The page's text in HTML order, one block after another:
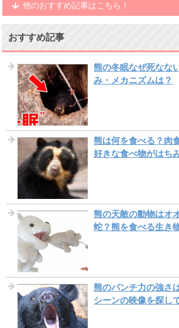
他のおすすめ記事はこちら！
おすすめ記事
熊の冬眠なぜ死なな
み・メカニズムは？
熊は何を食べる？肉
好きな食べ物がはち
熊の天敵の動物はオ
蛇？熊を食べる生き
熊のパンチ力の強さ
シーンの映像を探し